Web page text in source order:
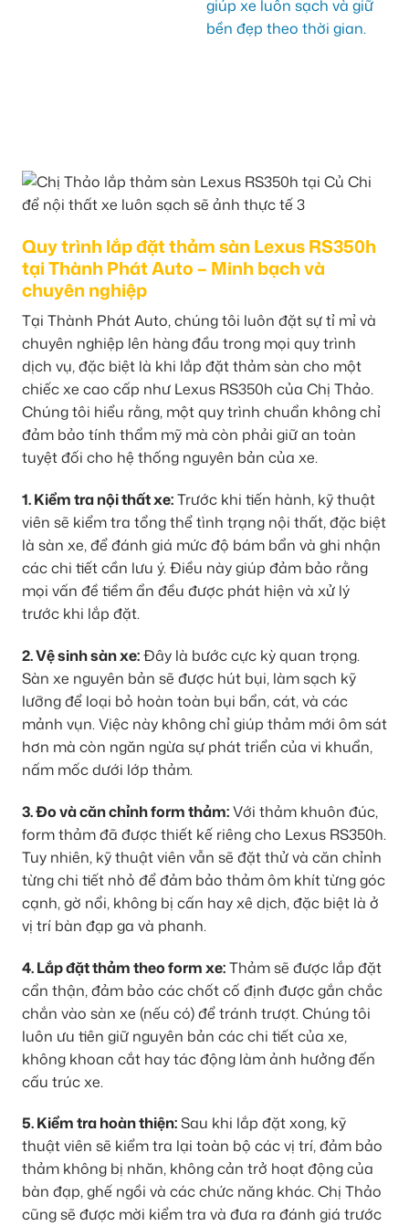
Quy trình lắp đặt thảm sàn Lexus RS350h
tại Thành Phát Auto – Minh bạch và
chuyên nghiệp
Tại Thành Phát Auto, chúng tôi luôn đặt sự tỉ mỉ và
chuyên nghiệp lên hàng đầu trong mọi quy trình
dịch vụ, đặc biệt là khi lắp đặt thảm sàn cho một
chiếc xe cao cấp như Lexus RS350h của Chị Thảo.
Chúng tôi hiểu rằng, một quy trình chuẩn không chỉ
đảm bảo tính thẩm mỹ mà còn phải giữ an toàn
tuyệt đối cho hệ thống nguyên bản của xe.
1. Kiểm tra nội thất xe:Trước khi tiến hành, kỹ thuật
viên sẽ kiểm tra tổng thể tình trạng nội thất, đặc biệt
là sàn xe, để đánh giá mức độ bám bẩn và ghi nhận
các chi tiết cần lưu ý. Điều này giúp đảm bảo rằng
mọi vấn đề tiềm ẩn đều được phát hiện và xử lý
trước khi lắp đặt.
2. Vệ sinh sàn xe:Đây là bước cực kỳ quan trọng.
Sàn xe nguyên bản sẽ được hút bụi, làm sạch kỹ
lưỡng để loại bỏ hoàn toàn bụi bẩn, cát, và các
mảnh vụn. Việc này không chỉ giúp thảm mới ôm sát
hơn mà còn ngăn ngừa sự phát triển của vi khuẩn,
nấm mốc dưới lớp thảm.
3. Đo và căn chỉnh form thảm:Với thảm khuôn đúc,
form thảm đã được thiết kế riêng cho Lexus RS350h.
Tuy nhiên, kỹ thuật viên vẫn sẽ đặt thử và căn chỉnh
từng chi tiết nhỏ để đảm bảo thảm ôm khít từng góc
cạnh, gờ nổi, không bị cấn hay xê dịch, đặc biệt là ở
vị trí bàn đạp ga và phanh.
4. Lắp đặt thảm theo form xe:Thảm sẽ được lắp đặt
cẩn thận, đảm bảo các chốt cố định được gắn chắc
chắn vào sàn xe (nếu có) để tránh trượt. Chúng tôi
luôn ưu tiên giữ nguyên bản các chi tiết của xe,
không khoan cắt hay tác động làm ảnh hưởng đến
cấu trúc xe.
5. Kiểm tra hoàn thiện:Sau khi lắp đặt xong, kỹ
thuật viên sẽ kiểm tra lại toàn bộ các vị trí, đảm bảo
thảm không bị nhăn, không cản trở hoạt động của
bàn đạp, ghế ngồi và các chức năng khác. Chị Thảo
cũng sẽ được mời kiểm tra và đưa ra đánh giá trước